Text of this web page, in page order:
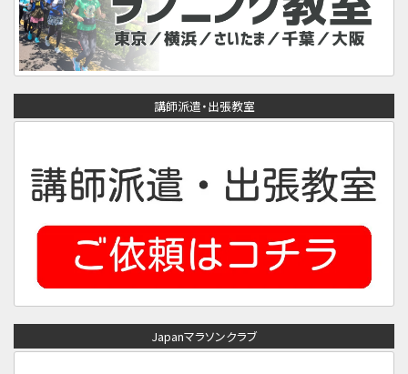
講師派遣・出張教室
Japanマラソンクラブ